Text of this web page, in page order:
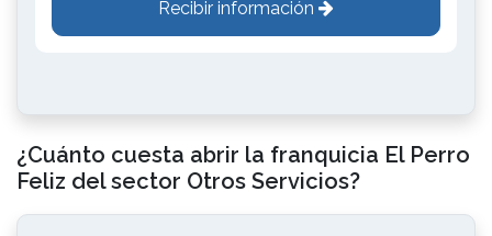
Recibir información
¿Cuánto cuesta abrir la franquicia El Perro
Feliz del sector Otros Servicios?